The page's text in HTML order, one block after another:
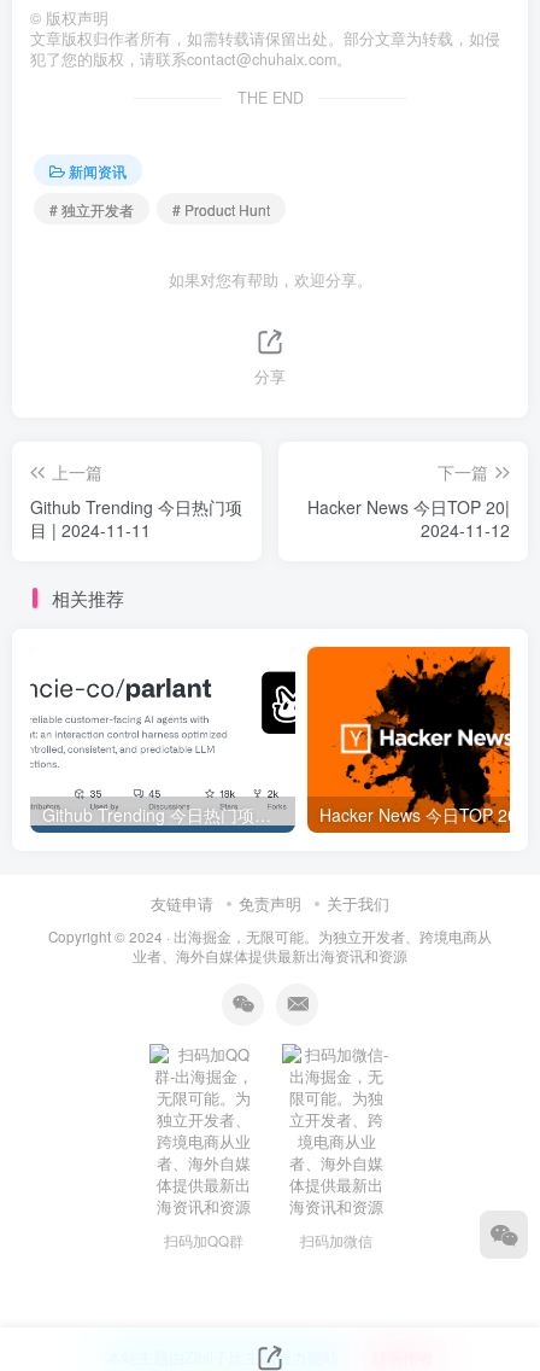
© 版权声明
文章版权归作者所有，如需转载请保留出处。部分文章为转载，如侵
犯了您的版权，请联系contact@chuhaix.com。
THE END
新闻资讯
# 独立开发者
# Product Hunt
如果对您有帮助，欢迎分享。
分享
上一篇
Github Trending 今日热门项
目 | 2024-11-11
下一篇
Hacker News 今日TOP 20|
2024-11-12
相关推荐
Github Trending 今日热门项目 | 2025-09-06
友链申请 免责声明 关于我们
Copyright © 2024 · 出海掘金，无限可能。为独立开发者、跨境电商从
业者、海外自媒体提供最新出海资讯和资源
扫码加QQ群 扫码加微信
本站主题由Zibll子比主题强力驱动